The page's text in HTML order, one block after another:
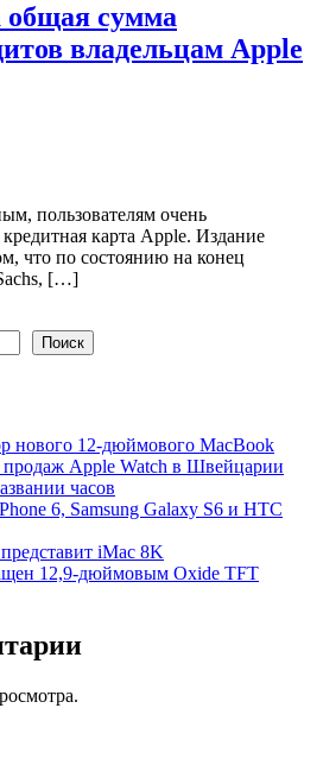
общая сумма
владельцам Apple
пользователям очень
карта Apple. Издание
что по состоянию на конец
[…]
Поиск
нового 12-дюймового MacBook
продаж Apple Watch в Швейцарии
часов
6, Samsung Galaxy S6 и HTC
iMac 8K
12,9-дюймовым Oxide TFT